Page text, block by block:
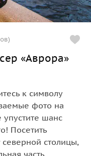
«Аврора»
к символу
фото на
упустите шанс
Посетить
столицы,
часть